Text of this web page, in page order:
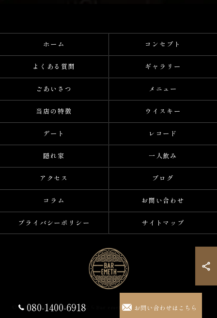
080-1400-6918 お問い合わせはこちら
ホーム コンセプト
よくある質問 ギャラリー
ごあいさつ メニュー
当店の特徴 ウイスキー
デート レコード
隠れ家 一人飲み
アクセス ブログ
コラム お問い合わせ
プライバシーポリシー サイトマップ
© 2026 大阪府心斎橋のバーならBar emeth ALL RIGHTS RESERVED.